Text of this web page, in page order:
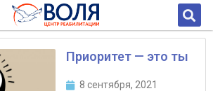
Приоритет — это ты
8 сентября, 2021